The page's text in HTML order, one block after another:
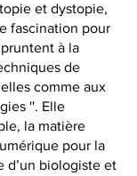
et dystopie,
fascination pour
à la
de
comme aux
''. Elle
la matière
pour la
d’un biologiste et